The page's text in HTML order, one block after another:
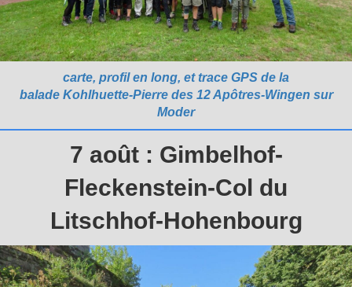
carte, profil en long, et trace GPS de la
balade Kohlhuette-Pierre des 12 Apôtres-Wingen sur
Moder
7 août : Gimbelhof-
Fleckenstein-Col du
Litschhof-Hohenbourg